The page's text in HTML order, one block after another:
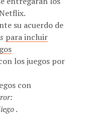
su acuerdo de
para incluir
los juegos por
con